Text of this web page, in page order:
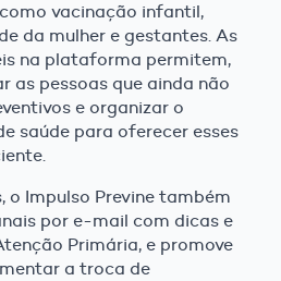
vacinação infantil,
da mulher e gestantes. As
na plataforma permitem,
as pessoas que ainda não
e organizar o
saúde para oferecer esses
Impulso Previne também
por e-mail com dicas e
Primária, e promove
a troca de